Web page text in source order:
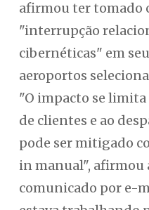
afirmou ter tomado
"interrupção
cibernéticas" em
aeroportos
"O impacto se
de clientes e ao
pode ser mitigado
in manual", afirmou
comunicado por e-